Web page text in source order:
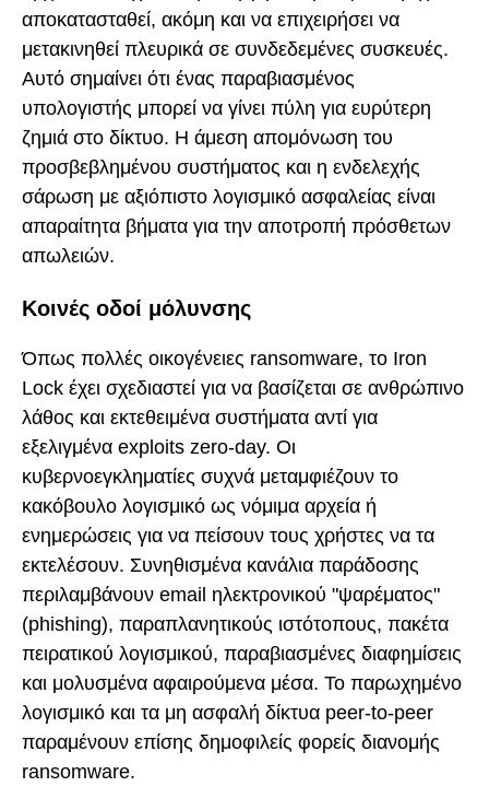
αποκατασταθεί, ακόμη και να επιχειρήσει να
μετακινηθεί πλευρικά σε συνδεδεμένες συσκευές.
Αυτό σημαίνει ότι ένας παραβιασμένος
υπολογιστής μπορεί να γίνει πύλη για ευρύτερη
ζημιά στο δίκτυο. Η άμεση απομόνωση του
προσβεβλημένου συστήματος και η ενδελεχής
σάρωση με αξιόπιστο λογισμικό ασφαλείας είναι
απαραίτητα βήματα για την αποτροπή πρόσθετων
απωλειών.
Κοινές οδοί μόλυνσης
Όπως πολλές οικογένειες ransomware, το Iron
Lock έχει σχεδιαστεί για να βασίζεται σε ανθρώπινο
λάθος και εκτεθειμένα συστήματα αντί για
εξελιγμένα exploits zero-day. Οι
κυβερνοεγκληματίες συχνά μεταμφιέζουν το
κακόβουλο λογισμικό ως νόμιμα αρχεία ή
ενημερώσεις για να πείσουν τους χρήστες να τα
εκτελέσουν. Συνηθισμένα κανάλια παράδοσης
περιλαμβάνουν email ηλεκτρονικού "ψαρέματος"
(phishing), παραπλανητικούς ιστότοπους, πακέτα
πειρατικού λογισμικού, παραβιασμένες διαφημίσεις
και μολυσμένα αφαιρούμενα μέσα. Το παρωχημένο
λογισμικό και τα μη ασφαλή δίκτυα peer-to-peer
παραμένουν επίσης δημοφιλείς φορείς διανομής
ransomware.